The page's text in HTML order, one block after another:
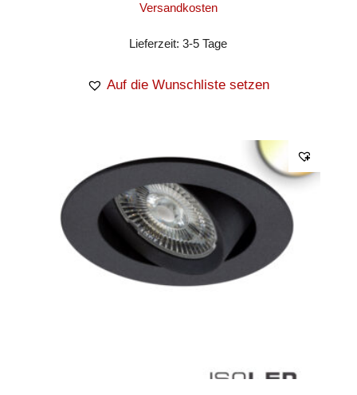
Versandkosten
Lieferzeit:3-5 Tage
Auf die Wunschliste setzen